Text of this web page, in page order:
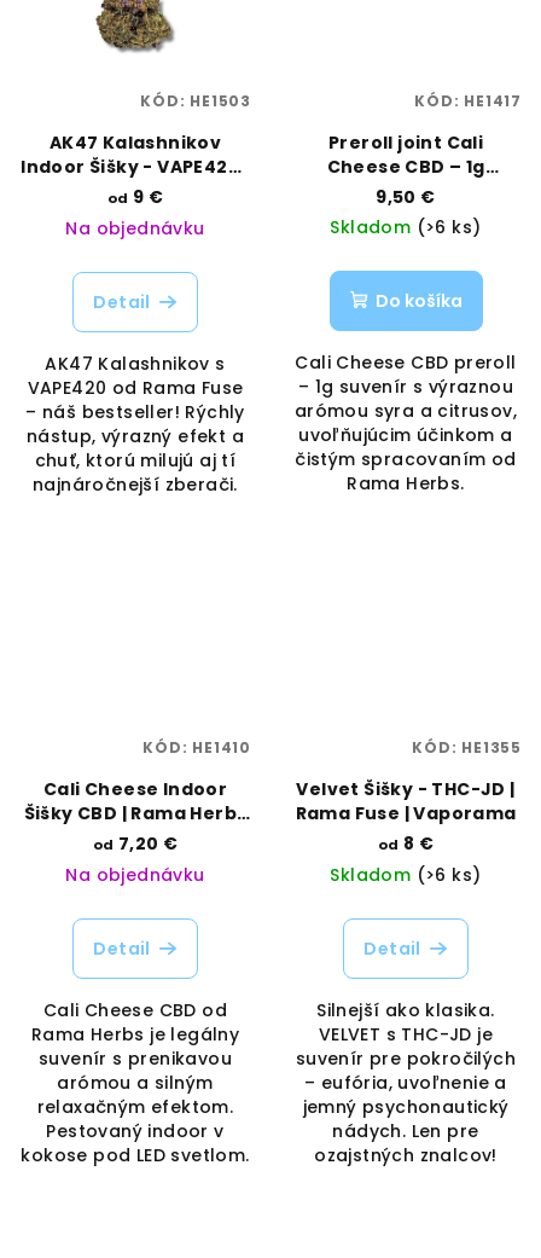
AK47 Kalashnikov
Indoor Šišky - VAPE420 |
Rama Fuse | Vaporama
od 9 €
Na objednávku
Detail
AK47 Kalashnikov s
VAPE420 od Rama Fuse
– náš bestseller! Rýchly
nástup, výrazný efekt a
chuť, ktorú milujú aj tí
najnáročnejší zberači.
KÓD: HE1503
Preroll joint Cali
Cheese CBD – 1g
aromatický suvenír |
Rama Herbs |
Vaporama
9,50 €
Skladom (>6 ks)
Do košíka
Cali Cheese CBD preroll
– 1g suvenír s výraznou
arómou syra a citrusov,
uvoľňujúcim účinkom a
čistým spracovaním od
Rama Herbs.
KÓD: HE1417
Cali Cheese Indoor
Šišky CBD | Rama Herbs
| Vaporama
od 7,20 €
Na objednávku
Detail
Cali Cheese CBD od
Rama Herbs je legálny
suvenír s prenikavou
arómou a silným
relaxačným efektom.
Pestovaný indoor v
kokose pod LED svetlom.
KÓD: HE1410
Velvet Šišky - THC-JD |
Rama Fuse | Vaporama
od 8 €
Skladom (>6 ks)
Detail
Silnejší ako klasika.
VELVET s THC-JD je
suvenír pre pokročilých
– eufória, uvoľnenie a
jemný psychonautický
nádych. Len pre
ozajstných znalcov!
KÓD: HE1355